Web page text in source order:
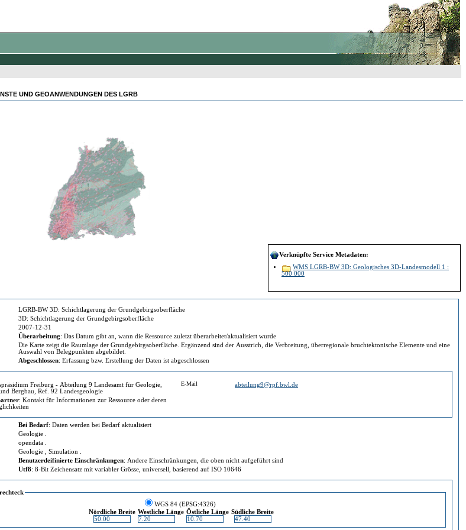
UND GEOANWENDUNGEN DES LGRB
Verknüpfte Service Metadaten:
WMS LGRB-BW 3D: Geologisches 3D-Landesmodell 1 :
500 000
LGRB-BW 3D: Schichtlagerung der Grundgebirgsoberfläche
3D: Schichtlagerung der Grundgebirgsoberfläche
2007-12-31
Überarbeitung: Das Datum gibt an, wann die Ressource zuletzt überarbeitet/aktualisiert wurde
Die Karte zeigt die Raumlage der Grundgebirgsoberfläche. Ergänzend sind der Ausstrich, die Verbreitung, überregionale bruchtektonische Elemente und eine
Auswahl von Belegpunkten abgebildet.
Abgeschlossen: Erfassung bzw. Erstellung der Daten ist abgeschlossen
Freiburg - Abteilung 9 Landesamt für Geologie,
Rohstoffe und Bergbau, Ref. 92 Landesgeologie
: Kontakt für Informationen zur Ressource oder deren
E-Mail abteilung9@rpf.bwl.de
Bei Bedarf: Daten werden bei Bedarf aktualisiert
Geologie .
opendata .
Benutzerdeifinierte Einschränkungen: Andere Einschränkungen, die oben nicht aufgeführt sind
Utf8: 8-Bit Zeichensatz mit variabler Grösse, universell, basierend auf ISO 10646
WGS 84 (EPSG:4326)
Nördliche Breite Westliche Länge Östliche Länge Südliche Breite